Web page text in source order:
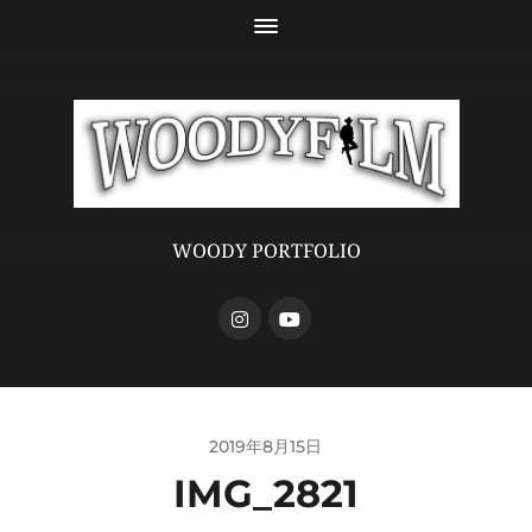
WOODY PORTFOLIO
2019年8月15日
IMG_2821